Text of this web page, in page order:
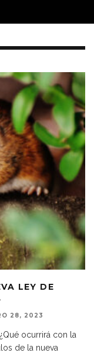
LEY DE
28, 2023
ocurrirá con la
de la nueva